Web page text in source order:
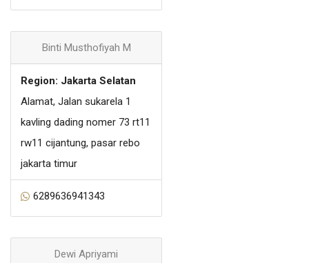
Binti Musthofiyah M
Region: Jakarta Selatan
Alamat, Jalan sukarela 1
kavling dading nomer 73 rt11
rw11 cijantung, pasar rebo
jakarta timur
6289636941343
Dewi Apriyami